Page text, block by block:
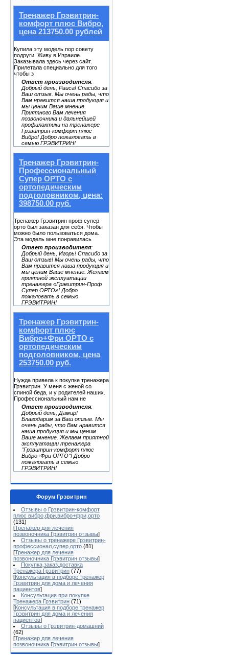
Тренажер Грэвитрин-
комфорт плюс Вибро,
цена 213750.00 рублей
Купила эту модель пор совету
подруги. Живу в Израиле.
Заказывала здесь через сайт.
Прилетала специально для того
чтобы з
Ответ производителя:
Добрый день, Раиса! Спасибо за
Ваш отзыв. Мы очень рады, что
Вам нравится наша продукция и
мы ценим Ваше мнение.
Приятного Вам лечения
позвоночника и дальнейшей
профилактики на тренажере
Грэвитрин-комфорт плюс
Вибро! Добро пожаловать в
семью ГРЭВИТРИН!
Тренажер Грэвитрин-
Профессиональный
Супер ОРТО с
ортопедическим
подголовником, цена:
398750.00 руб.
Тренажер Грэвитрин проф супер
орто был заказан для себя. Чтобы
можно было пользоваться дома.
Эта модель мне понравилась
Ответ производителя:
Добрый день, Игорь! Спасибо за
Ваш отзыв! Мы очень рады, что
Вам нравится наша продукция и
мы ценим Ваше мнение. Желаем
приятной эксплуатации
тренажера «Грэвитрин-Проф
Супер ОРТО»! Добро
пожаловать в семью
ГРЭВИТРИН!
Тренажер Грэвитрин-
комфорт плюс
Вибро+Фри ОРТО с
ортопедическим
подголовником, цена
253750.00 руб.
Нужда привела к покупке тренажера
Грэвитрин. У меня с женой со
спиной беда, и у родителей наших.
Профессиональный нам не
Ответ производителя:
Добрый день, Дамир!
Благодарим за Ваш отзыв. Мы
очень рады, что Вам нравится
наша продукция и мы ценим
Ваше мнение. Желаем приятной
эксплуатации тренажера
"Грэвитрин-комфорт плюс
Вибро+Фри ОРТО"! Добро
пожаловать в семью
ГРЭВИТРИН!
Форум Грэвитрин
Отзывы о Грэвитрин-комфорт
плюс вибро,фри,вибро+фри,орто
(131)
[Тренажер для лечения
позвоночника Грэвитрин отзывы]
Отзывы о тренажере Грэвитрин-
профессионал,супер,орто (81)
[Тренажер для лечения
позвоночника Грэвитрин отзывы]
Покупка,заказ,доставка
Тренажера Грэвитрин (77)
[Консультация в подборе тренажер
Грэвитрин для дома и лечения
пациентов]
Консультация при покупке
Тренажера Грэвитрин (71)
[Консультация в подборе тренажер
Грэвитрин для дома и лечения
пациентов]
Отзывы о Грэвитрин-домашний
(62)
[Тренажер для лечения
позвоночника Грэвитрин отзывы]